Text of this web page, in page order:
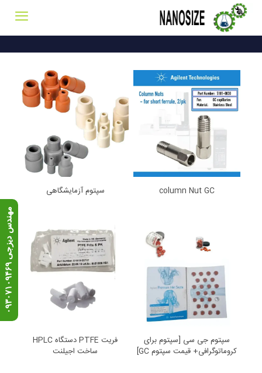
column Nut GC سپتوم آزمایشگاهی
سپتوم جی سی [سپتوم برای
کروماتوگرافی+ قیمت سپتوم GC]
فریت PTFE دستگاه HPLC
ساخت اجیلنت
م
ه
ن
د
س
د
ی
ز
ج
ی
۰
۹
۳
۰
۷
۱
۰
۹
۴
۶
۹